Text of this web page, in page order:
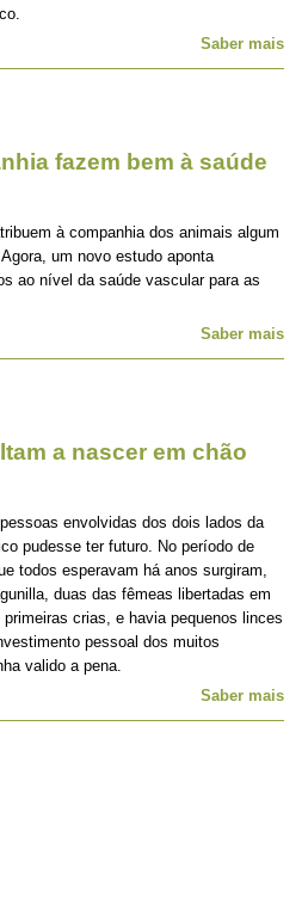
Saber mais
fazem bem à saúde
à companhia dos animais algum
um novo estudo aponta
ao nível da saúde vascular para as
Saber mais
a nascer em chão
envolvidas dos dois lados da
pudesse ter futuro. No período de
todos esperavam há anos surgiram,
duas das fêmeas libertadas em
crias, e havia pequenos linces
pessoal dos muitos
valido a pena.
Saber mais